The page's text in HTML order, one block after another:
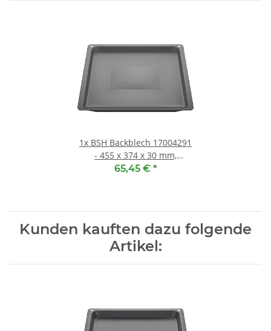
1x BSH Backblech 17004291
- 455 x 374 x 30 mm,
antihaftbeschichtet
65,45 € *
Kunden kauften dazu folgende
Artikel: